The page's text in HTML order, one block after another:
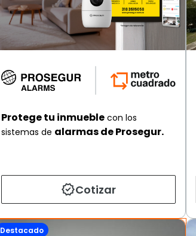
Protege tu inmueble con los
sistemas de alarmas de Prosegur.
Cotizar
Destacado